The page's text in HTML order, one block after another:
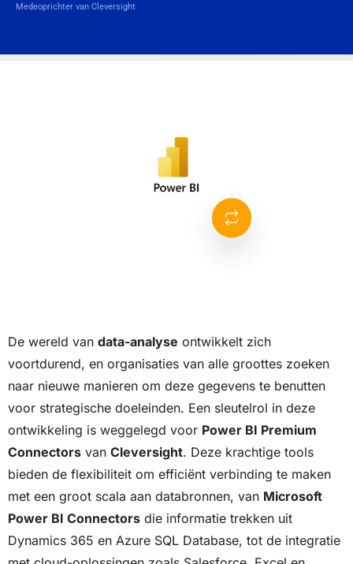
Medeoprichter van Cleversight
De wereld van data-analyse ontwikkelt zich
voortdurend, en organisaties van alle groottes zoeken
naar nieuwe manieren om deze gegevens te benutten
voor strategische doeleinden. Een sleutelrol in deze
ontwikkeling is weggelegd voor Power BI Premium
Connectors van Cleversight. Deze krachtige tools
bieden de flexibiliteit om efficiënt verbinding te maken
met een groot scala aan databronnen, van Microsoft
Power BI Connectors die informatie trekken uit
Dynamics 365 en Azure SQL Database, tot de integratie